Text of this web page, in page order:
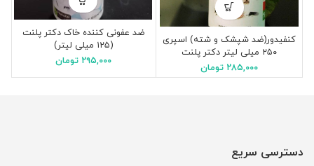
کنفیدور(ضد شپشک و شته) اسپری
۲۵۰ میلی لیتر دکتر پلنت
۲۸۵,۰۰۰ تومان
ضد عفونی کننده خاک دکتر پلنت
(۱۲۵ میلی لیتر)
۲۹۵,۰۰۰ تومان
دسترسی سریع